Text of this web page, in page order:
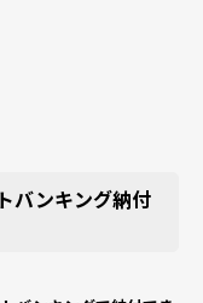
バンキング納付